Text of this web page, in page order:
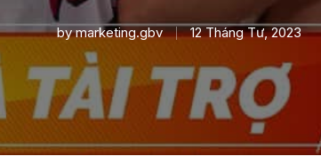
bymarketing.gbv 12 Tháng Tư, 2023